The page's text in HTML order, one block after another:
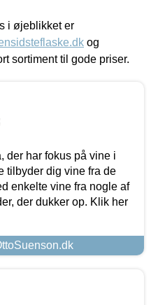
i øjeblikket er
og
sortiment til gode priser.
der har fokus på vine i
tilbyder dig vine fra de
enkelte vine fra nogle af
der dukker op. Klik her